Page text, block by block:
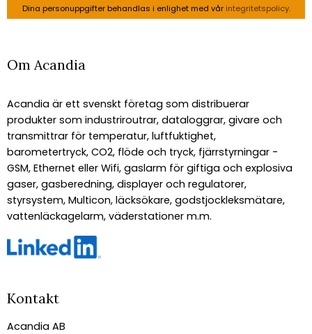
Dina personuppgifter behandlas i enlighet med vår integritetspolicy.
Om Acandia
Acandia är ett svenskt företag som distribuerar
produkter som industriroutrar, dataloggrar, givare och
transmittrar för temperatur, luftfuktighet,
barometertryck, CO2, flöde och tryck, fjärrstyrningar -
GSM, Ethernet eller Wifi, gaslarm för giftiga och explosiva
gaser, gasberedning, displayer och regulatorer,
styrsystem, Multicon, läcksökare, godstjockleksmätare,
vattenläckagelarm, väderstationer m.m.
Kontakt
Acandia AB